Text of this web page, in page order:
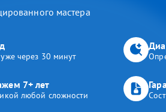
мастера
через 30 минут
7+ лет
любой сложности